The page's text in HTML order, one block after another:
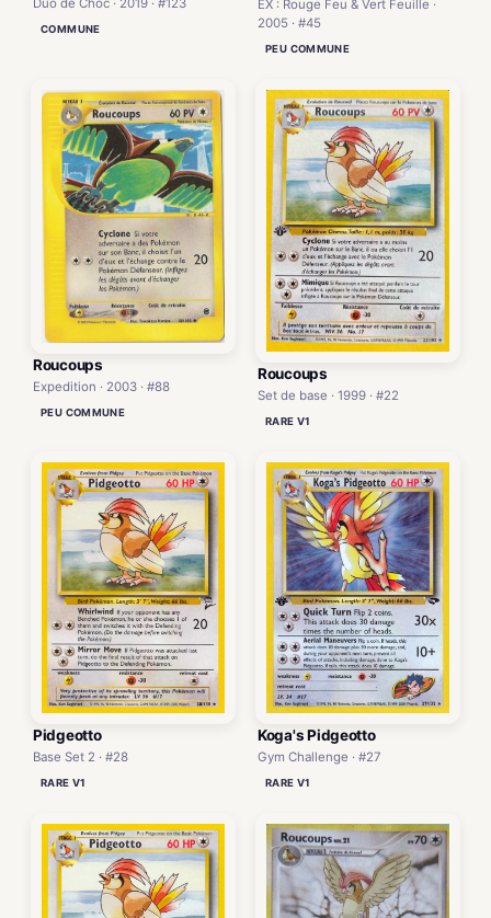
COMMUNE
EX : Rouge Feu & Vert Feuille ·
2005 · #45
PEU COMMUNE
Roucoups
Expedition · 2003 · #88
PEU COMMUNE
Roucoups
Set de base · 1999 · #22
RARE V1
Pidgeotto
Base Set 2 · #28
RARE V1
Koga's Pidgeotto
Gym Challenge · #27
RARE V1